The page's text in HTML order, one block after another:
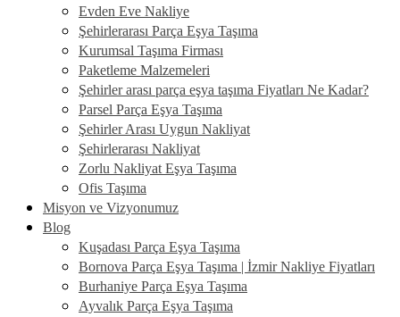
Evden Eve Nakliye
Şehirlerarası Parça Eşya Taşıma
Kurumsal Taşıma Firması
Paketleme Malzemeleri
Şehirler arası parça eşya taşıma Fiyatları Ne Kadar?
Parsel Parça Eşya Taşıma
Şehirler Arası Uygun Nakliyat
Şehirlerarası Nakliyat
Zorlu Nakliyat Eşya Taşıma
Ofis Taşıma
Misyon ve Vizyonumuz
Blog
Kuşadası Parça Eşya Taşıma
Bornova Parça Eşya Taşıma | İzmir Nakliye Fiyatları
Burhaniye Parça Eşya Taşıma
Ayvalık Parça Eşya Taşıma